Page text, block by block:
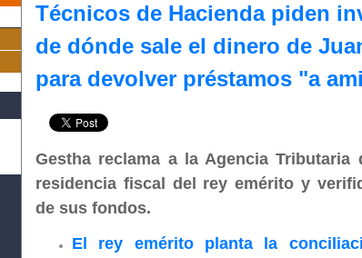
Técnicos de Hacienda piden
de dónde sale el dinero de
para devolver préstamos "a
Gestha reclama a la Agencia Tributaria
residencia fiscal del rey emérito y
de sus fondos.
El rey emérito planta la